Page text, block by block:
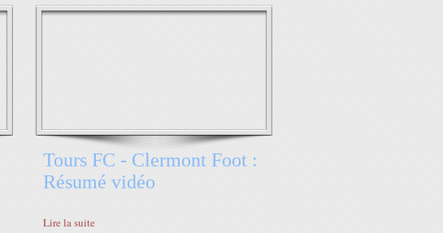
Tours FC - Clermont Foot :
Résumé vidéo
Lire la suite